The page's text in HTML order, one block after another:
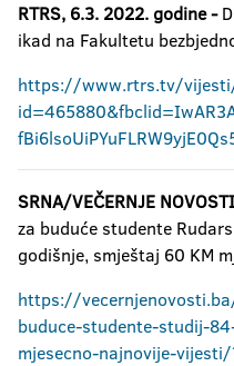
RTRS, 6.3. 2022. godine -
ikad na Fakultetu
https://www.rtrs.tv/
SRNA/VEČERNJE
za buduće studente
godišnje, smještaj 60 KM
https://
buduce-studente-studij-
mjesecno-najnovije-